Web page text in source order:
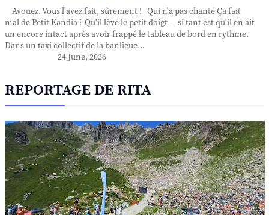
Avouez. Vous l'avez fait, sûrement ! Qui n'a pas chanté Ça fait
mal de Petit Kandia ? Qu'il lève le petit doigt — si tant est qu'il en ait
un encore intact après avoir frappé le tableau de bord en rythme.
Dans un taxi collectif de la banlieue...
24 June, 2026
REPORTAGE DE RITA